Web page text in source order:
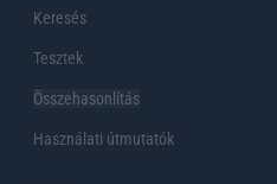
Keresés
Tesztek
Összehasonlítás
Használati útmutatók